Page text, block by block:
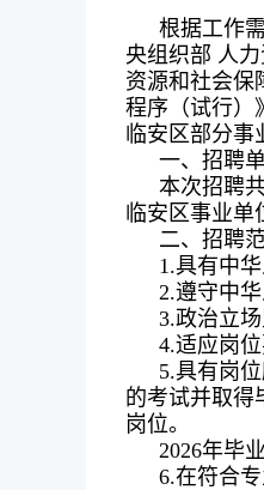
根据工作
央组织部 人
资源和社会保
程序（试行）
临安区部分事
一、招聘
本次招聘
临安区事业单
二、招聘
1.具有中
2.遵守中
3.政治立
4.适应岗位
5.具有岗
的考试并取得
岗位。
2026年毕
6.在符合